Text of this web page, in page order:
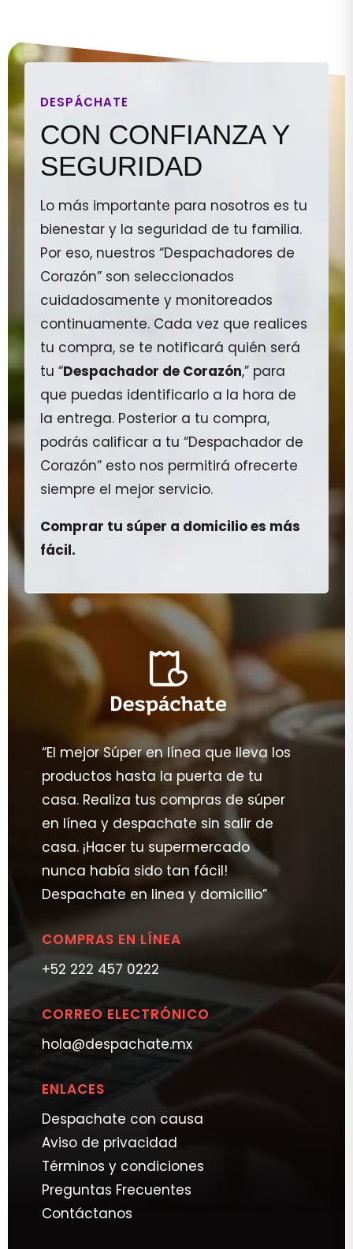
DESPÁCHATE
CON CONFIANZA Y
SEGURIDAD
Lo más importante para nosotros es tu
bienestar y la seguridad de tu familia.
Por eso, nuestros “Despachadores de
Corazón” son seleccionados
cuidadosamente y monitoreados
continuamente. Cada vez que realices
tu compra, se te notificará quién será
tu “Despachador de Corazón,” para
que puedas identificarlo a la hora de
la entrega. Posterior a tu compra,
podrás calificar a tu “Despachador de
Corazón” esto nos permitirá ofrecerte
siempre el mejor servicio.
Comprar tu súper a domicilio es más
fácil.
“El mejor Súper en línea que lleva los
productos hasta la puerta de tu
casa. Realiza tus compras de súper
en línea y despachate sin salir de
casa. ¡Hacer tu supermercado
nunca había sido tan fácil!
Despachate en linea y domicilio”
COMPRAS EN LÍNEA
+52 222 457 0222
CORREO ELECTRÓNICO
hola@despachate.mx
ENLACES
Despachate con causa
Aviso de privacidad
Términos y condiciones
Preguntas Frecuentes
Contáctanos